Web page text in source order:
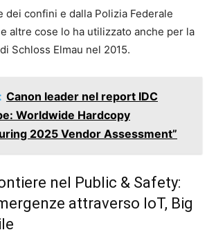
dei confini e dalla Polizia Federale
altre cose lo ha utilizzato anche per la
Schloss Elmau nel 2015.
Canon leader nel report IDC
Worldwide Hardcopy
2025 Vendor Assessment”
nel Public & Safety:
attraverso IoT, Big